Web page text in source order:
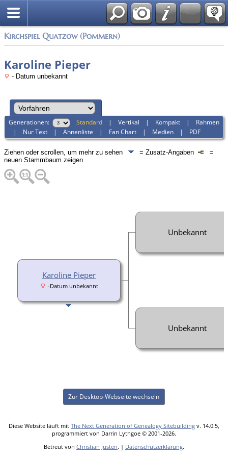
Kirchspiel Quatzow (Pommern)
Karoline Pieper
- Datum unbekannt
Generationen: Standard |Vertikal | Kompakt | Rahmen
| Nur Text |Ahnenliste | Fan Chart | Medien | PDF
Ziehen oder scrollen, um mehr zu sehen = Zusatz-Angaben
=
neuen Stammbaum zeigen
Karoline Pieper
-Datum unbekannt
Unbekannt
Unbekannt
Zur Desktop-Webseite wechseln
Diese Website läuft mit The Next Generation of Genealogy Sitebuilding v. 14.0.5,
programmiert von Darrin Lythgoe © 2001-2026.
Betreut von Christian Justen. | Datenschutzerklärung.